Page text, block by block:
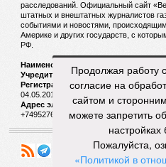
расследований. Официальный сайт
штатных и внештатных журналистов
событиями и новостями,
Америке и других государств, с
РФ.
Наименование:
Учредитель:
ООО «Версия»,
Регистрационный номер
04.05.2018 г.
Адрес электронной почты и
+74952760348
Продолжая работу
согласие на
сайтом и
можете запретить
настройках
Пожалуйста,
«Политикой в